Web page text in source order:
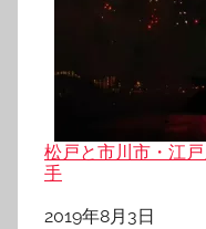
松戸と市川市・江
手
日付
2019年8月3日